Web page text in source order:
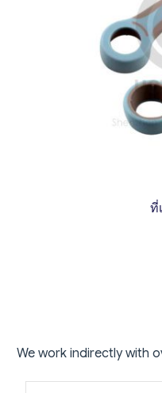
ที่
We work indirectly with